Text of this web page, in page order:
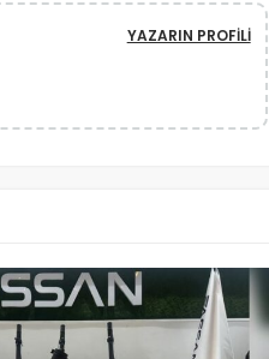
YAZARIN PROFILI